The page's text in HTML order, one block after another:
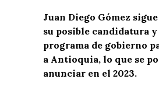
Juan Diego Gómez
su posible candidatura y
programa de gobierno
a Antioquia, lo que se
anunciar en el 2023.